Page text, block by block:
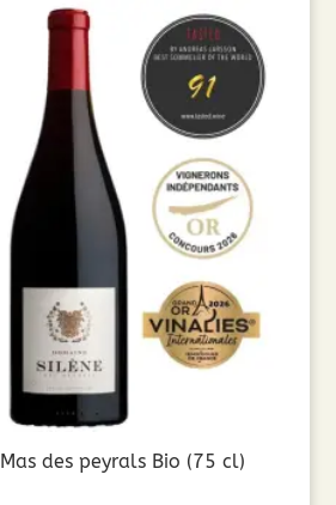
des peyrals Bio (75 cl)